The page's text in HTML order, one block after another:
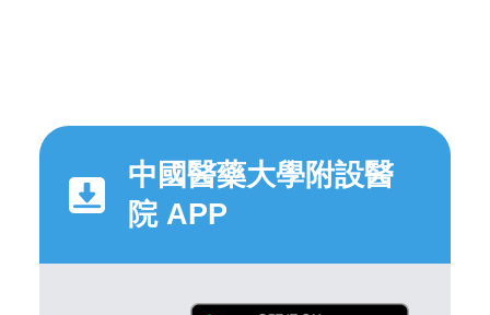
中國醫藥大學附設醫
院 APP